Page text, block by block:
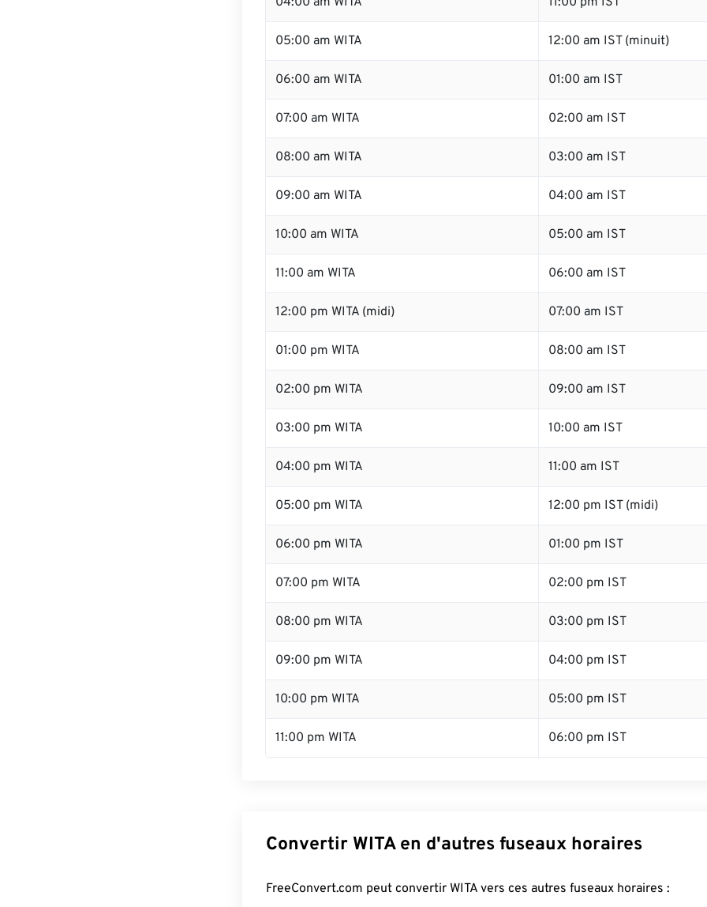
05:00 am WITA 12:00 am IST (minuit)
06:00 am WITA 01:00 am IST
07:00 am WITA 02:00 am IST
08:00 am WITA 03:00 am IST
09:00 am WITA 04:00 am IST
10:00 am WITA 05:00 am IST
11:00 am WITA 06:00 am IST
12:00 pm WITA (midi) 07:00 am IST
01:00 pm WITA 08:00 am IST
02:00 pm WITA 09:00 am IST
03:00 pm WITA 10:00 am IST
04:00 pm WITA 11:00 am IST
05:00 pm WITA 12:00 pm IST (midi)
06:00 pm WITA 01:00 pm IST
07:00 pm WITA 02:00 pm IST
08:00 pm WITA 03:00 pm IST
09:00 pm WITA 04:00 pm IST
10:00 pm WITA 05:00 pm IST
11:00 pm WITA 06:00 pm IST
Convertir WITA en d'autres fuseaux horaires
FreeConvert.com peut convertir WITA vers ces autres fuseaux horaires :